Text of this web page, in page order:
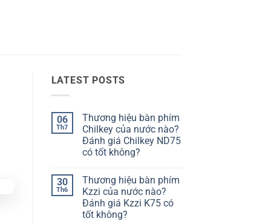
LATEST POSTS
06
Th7
Thương hiệu bàn phím
Chilkey của nước nào?
Đánh giá Chilkey ND75
có tốt không?
bình
luận
ở
Thương
hiệu
bàn
30
Th6
Thương hiệu bàn phím
Kzzi của nước nào?
Đánh giá Kzzi K75 có
tốt không?